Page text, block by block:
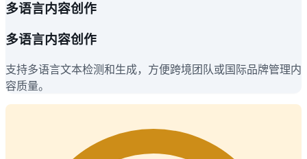
多语言内容创作
多语言内容创作
支持多语言文本检测和生成，方便跨境团队或国际品牌管理内
容质量。